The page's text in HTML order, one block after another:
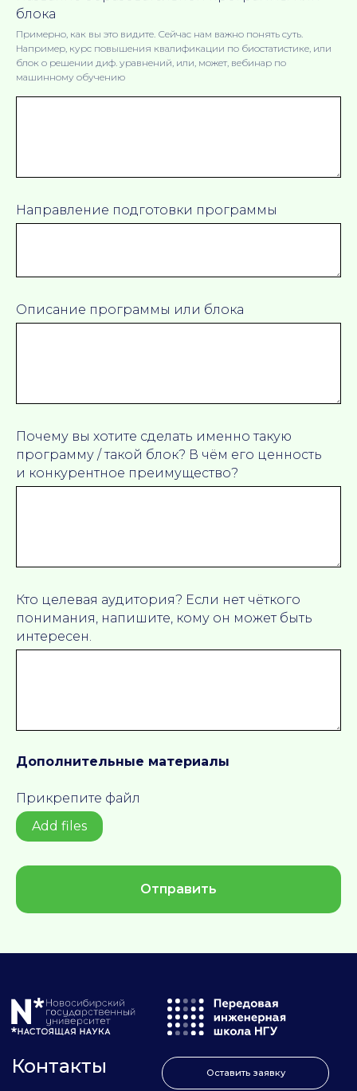
блока
Примерно, как вы это видите. Сейчас нам важно понять суть.
Например, курс повышения квалификации по биостатистике, или
блок о решении диф. уравнений, или, может, вебинар по
машинному обучению
Направление подготовки программы
Описание программы или блока
Почему вы хотите сделать именно такую
программу / такой блок? В чём его ценность
и конкурентное преимущество?
Кто целевая аудитория? Если нет чёткого
понимания, напишите, кому он может быть
интересен.
Дополнительные материалы
Прикрепите файл
Add files
Отправить
+7 (913) 390-08-48
© 2026 Все права защищены.
Федеральное государственное автономное
образовательное учреждение высшего образования
«Новосибирский национальный исследовательский
государственный университет». Передовая
ул. Пирогова, 2